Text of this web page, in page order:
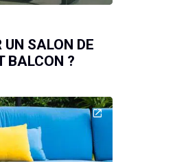
SALON DE
BALCON ?